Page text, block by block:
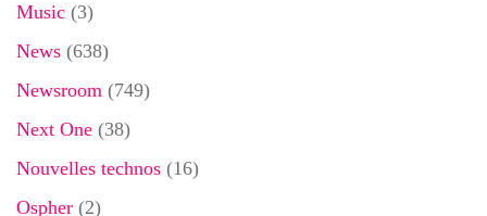
Music (3)
News (638)
Newsroom (749)
Next One (38)
Nouvelles technos (16)
Ospher (2)